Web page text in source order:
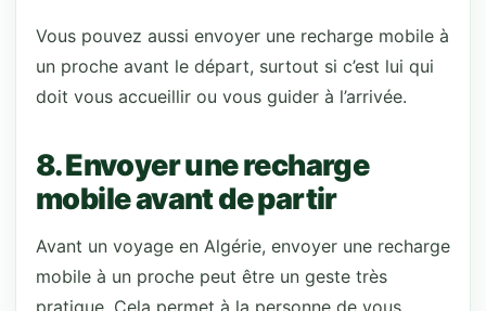
Vous pouvez aussi envoyer une recharge mobile à
un proche avant le départ, surtout si c’est lui qui
doit vous accueillir ou vous guider à l’arrivée.
8. Envoyer une recharge
mobile avant de partir
Avant un voyage en Algérie, envoyer une recharge
mobile à un proche peut être un geste très
pratique. Cela permet à la personne de vous